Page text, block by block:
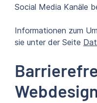
Social Media Kanäle
Informationen zum
sie unter der Seite
Webdesign